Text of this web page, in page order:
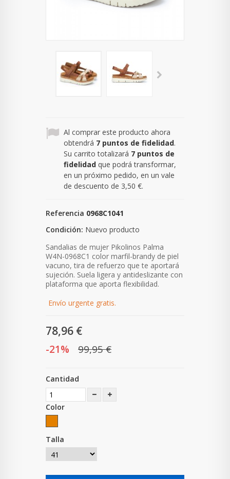
Al comprar este producto ahora
obtendrá 7 puntos de fidelidad.
Su carrito totalizará 7 puntos de
fidelidad que podrá transformar,
en un próximo pedido, en un vale
de descuento de 3,50 €.
Referencia 0968C1041
Condición: Nuevo producto
Sandalias de mujer Pikolinos Palma
W4N-0968C1 color marfil-brandy de piel
vacuno, tira de refuerzo que te aportará
sujeción. Suela ligera y antideslizante con
plataforma que aporta flexibilidad.
Envío urgente gratis.
78,96 €
-21% 99,95 €
Cantidad
Color
Talla